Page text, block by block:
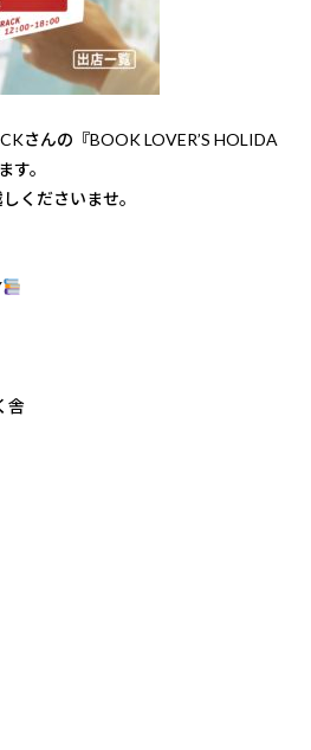
さんの 『BOOK LOVER’S HOLIDA
す。
くださいませ。
舎